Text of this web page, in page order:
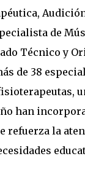
de
Técnico y
de 38
han
refuerza la